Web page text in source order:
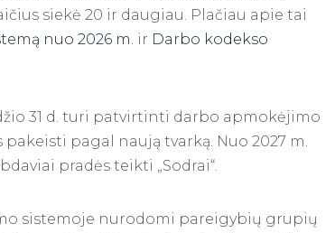
siekė 20 ir daugiau. Plačiau apie tai
nuo 2026 m. ir Darbo kodekso
31 d. turi patvirtinti darbo apmokėjimo
pagal naują tvarką. Nuo 2027 m.
pradės teikti „Sodrai“.
sistemoje nurodomi pareigybių grupių